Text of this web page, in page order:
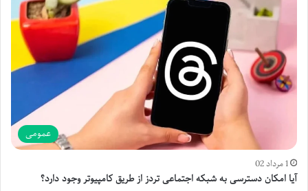
عمومی
1 مرداد 02
آیا امکان دسترسی به شبکه اجتماعی تردز از طریق کامپیوتر وجود دارد؟